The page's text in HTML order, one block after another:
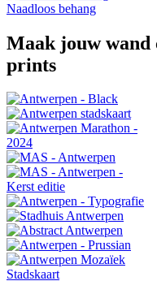
Naadloos behang
Maak jouw wand
prints